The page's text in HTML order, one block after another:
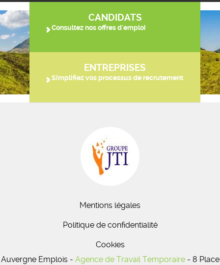
CANDIDATS
Consultez nos offres d'emploi
ENTREPRISES
Simplifiez vos processus de recrutement
Mentions légales
Politique de confidentialité
Cookies
Auvergne Emplois - Agence de Travail Temporaire- 8 Place